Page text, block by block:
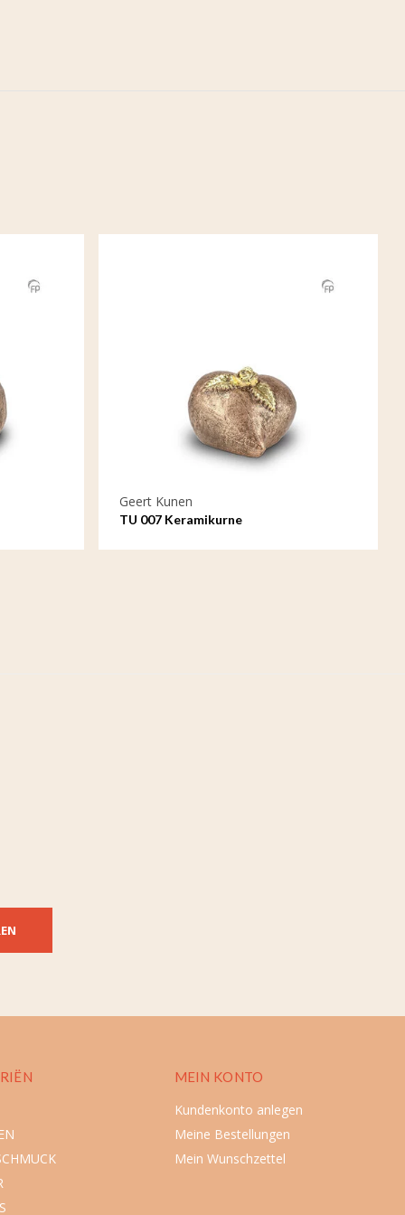
Geert Kunen
TU 007 Keramikurne
MEIN KONTO
Kundenkonto anlegen
Meine Bestellungen
Mein Wunschzettel